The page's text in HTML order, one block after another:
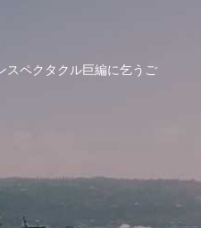
スペクタクル巨編に乞うご